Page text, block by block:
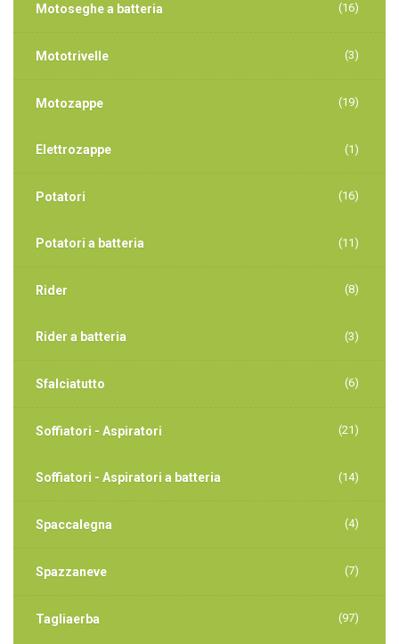
Motoseghe a batteria (16)
Mototrivelle (3)
Motozappe (19)
Elettrozappe (1)
Potatori (16)
Potatori a batteria (11)
Rider (8)
Rider a batteria (3)
Sfalciatutto (6)
Soffiatori - Aspiratori (21)
Soffiatori - Aspiratori a batteria (14)
Spaccalegna (4)
Spazzaneve (7)
Tagliaerba (97)